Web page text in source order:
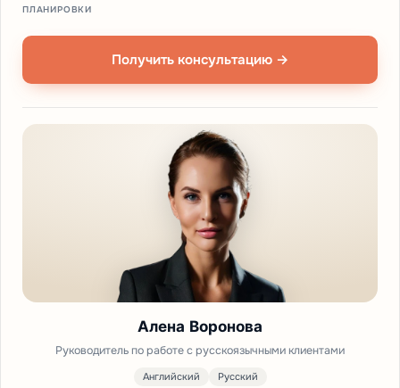
ПЛАНИРОВКИ
Получить консультацию →
Алена Воронова
Руководитель по работе с русскоязычными клиентами
Английский Русский